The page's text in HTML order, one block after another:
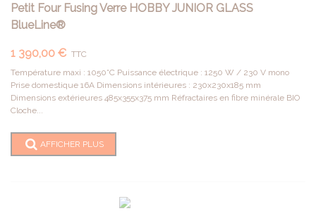
Petit Four Fusing Verre HOBBY JUNIOR GLASS
BlueLine®
1 390,00 € TTC
Température maxi : 1050°C Puissance électrique : 1250 W / 230 V mono
Prise domestique 16A Dimensions intérieures : 230x230x185 mm
Dimensions extérieures 485x355x375 mm Réfractaires en fibre minérale BIO
Cloche...
AFFICHER PLUS